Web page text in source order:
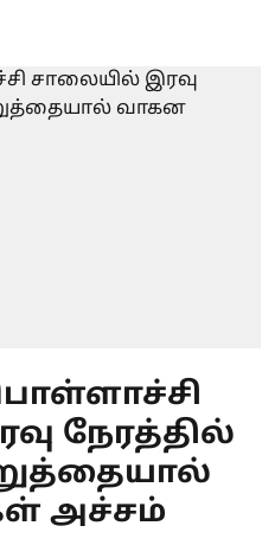
நேரத்தில்
அச்சம்